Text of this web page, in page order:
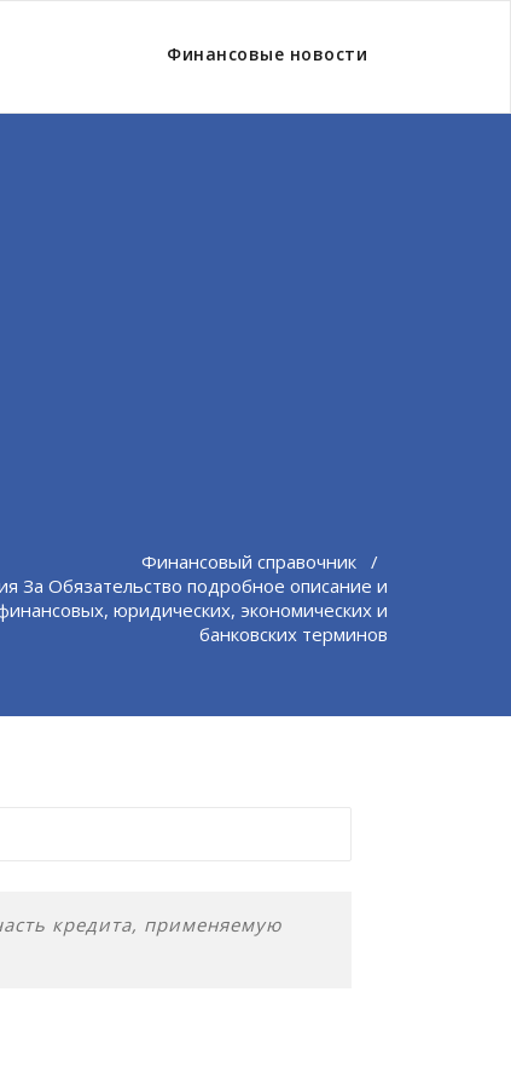
Финансовые новости
Финансовый справочник /
За Обязательство подробное описание и
юридических, экономических и
банковских терминов
кредита, применяемую